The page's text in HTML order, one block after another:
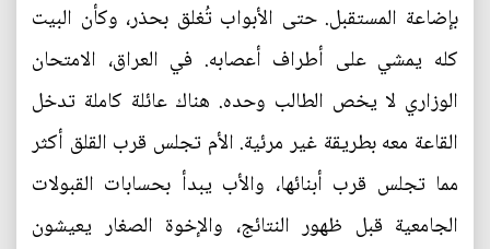
بإضاعة المستقبل. حتى الأبواب تُغلق بحذر، وكأن البيت
كله يمشي على أطراف أعصابه. في العراق، الامتحان
الوزاري لا يخص الطالب وحده. هناك عائلة كاملة تدخل
القاعة معه بطريقة غير مرئية. الأم تجلس قرب القلق أكثر
مما تجلس قرب أبنائها، والأب يبدأ بحسابات القبولات
الجامعية قبل ظهور النتائج، والإخوة الصغار يعيشون